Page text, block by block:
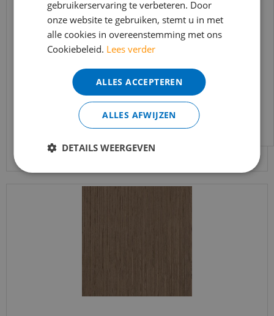
Silentlines lattenwand walnoot - 2600x526x22mm
t/m 14 augustus telefonisch helaas niet
bereikbaar.
Bestelling worden uiteraard verwerkt
echter iets minder snel dan wat je van ons
gewend bent.
Voor vragen kan je ons bereiken via
info@merkvloerenwinkel.nl
gebruikerservaring te verbeteren. Door
onze website te gebruiken, stemt u in met
alle cookies in overeenstemming met ons
Cookiebeleid. Lees verder
ALLES ACCEPTEREN
ALLES AFWIJZEN
DETAILS WEERGEVEN